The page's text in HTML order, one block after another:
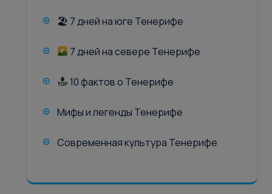
🏖 7 дней на юге Тенерифе
7 дней на севере Тенерифе
10 фактов о Тенерифе
Мифы и легенды Тенерифе
Современная культура Тенерифе